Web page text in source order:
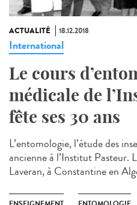
ACTUALITÉ 18.12.2018
International
Le cours
médicale de
fête ses 30 ans
L’entomologie, l’étude des
ancienne à l’Institut Pasteur.
Laveran, à Constantine en